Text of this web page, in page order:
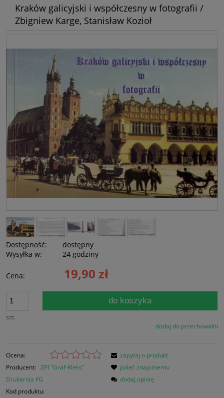
Kraków galicyjski i współczesny w fotografii /
Zbigniew Karge, Stanisław Kozioł
Dostępność:
dostępny
Wysyłka w:
24 godziny
Cena: 19,90 zł
szt.
do koszyka
dodaj do przechowalni
Ocena:
Producent: ZPI "Graf-Kleks"
Drukarnia FG
Kod produktu:
zapytaj o produkt
poleć znajomemu
dodaj opinię